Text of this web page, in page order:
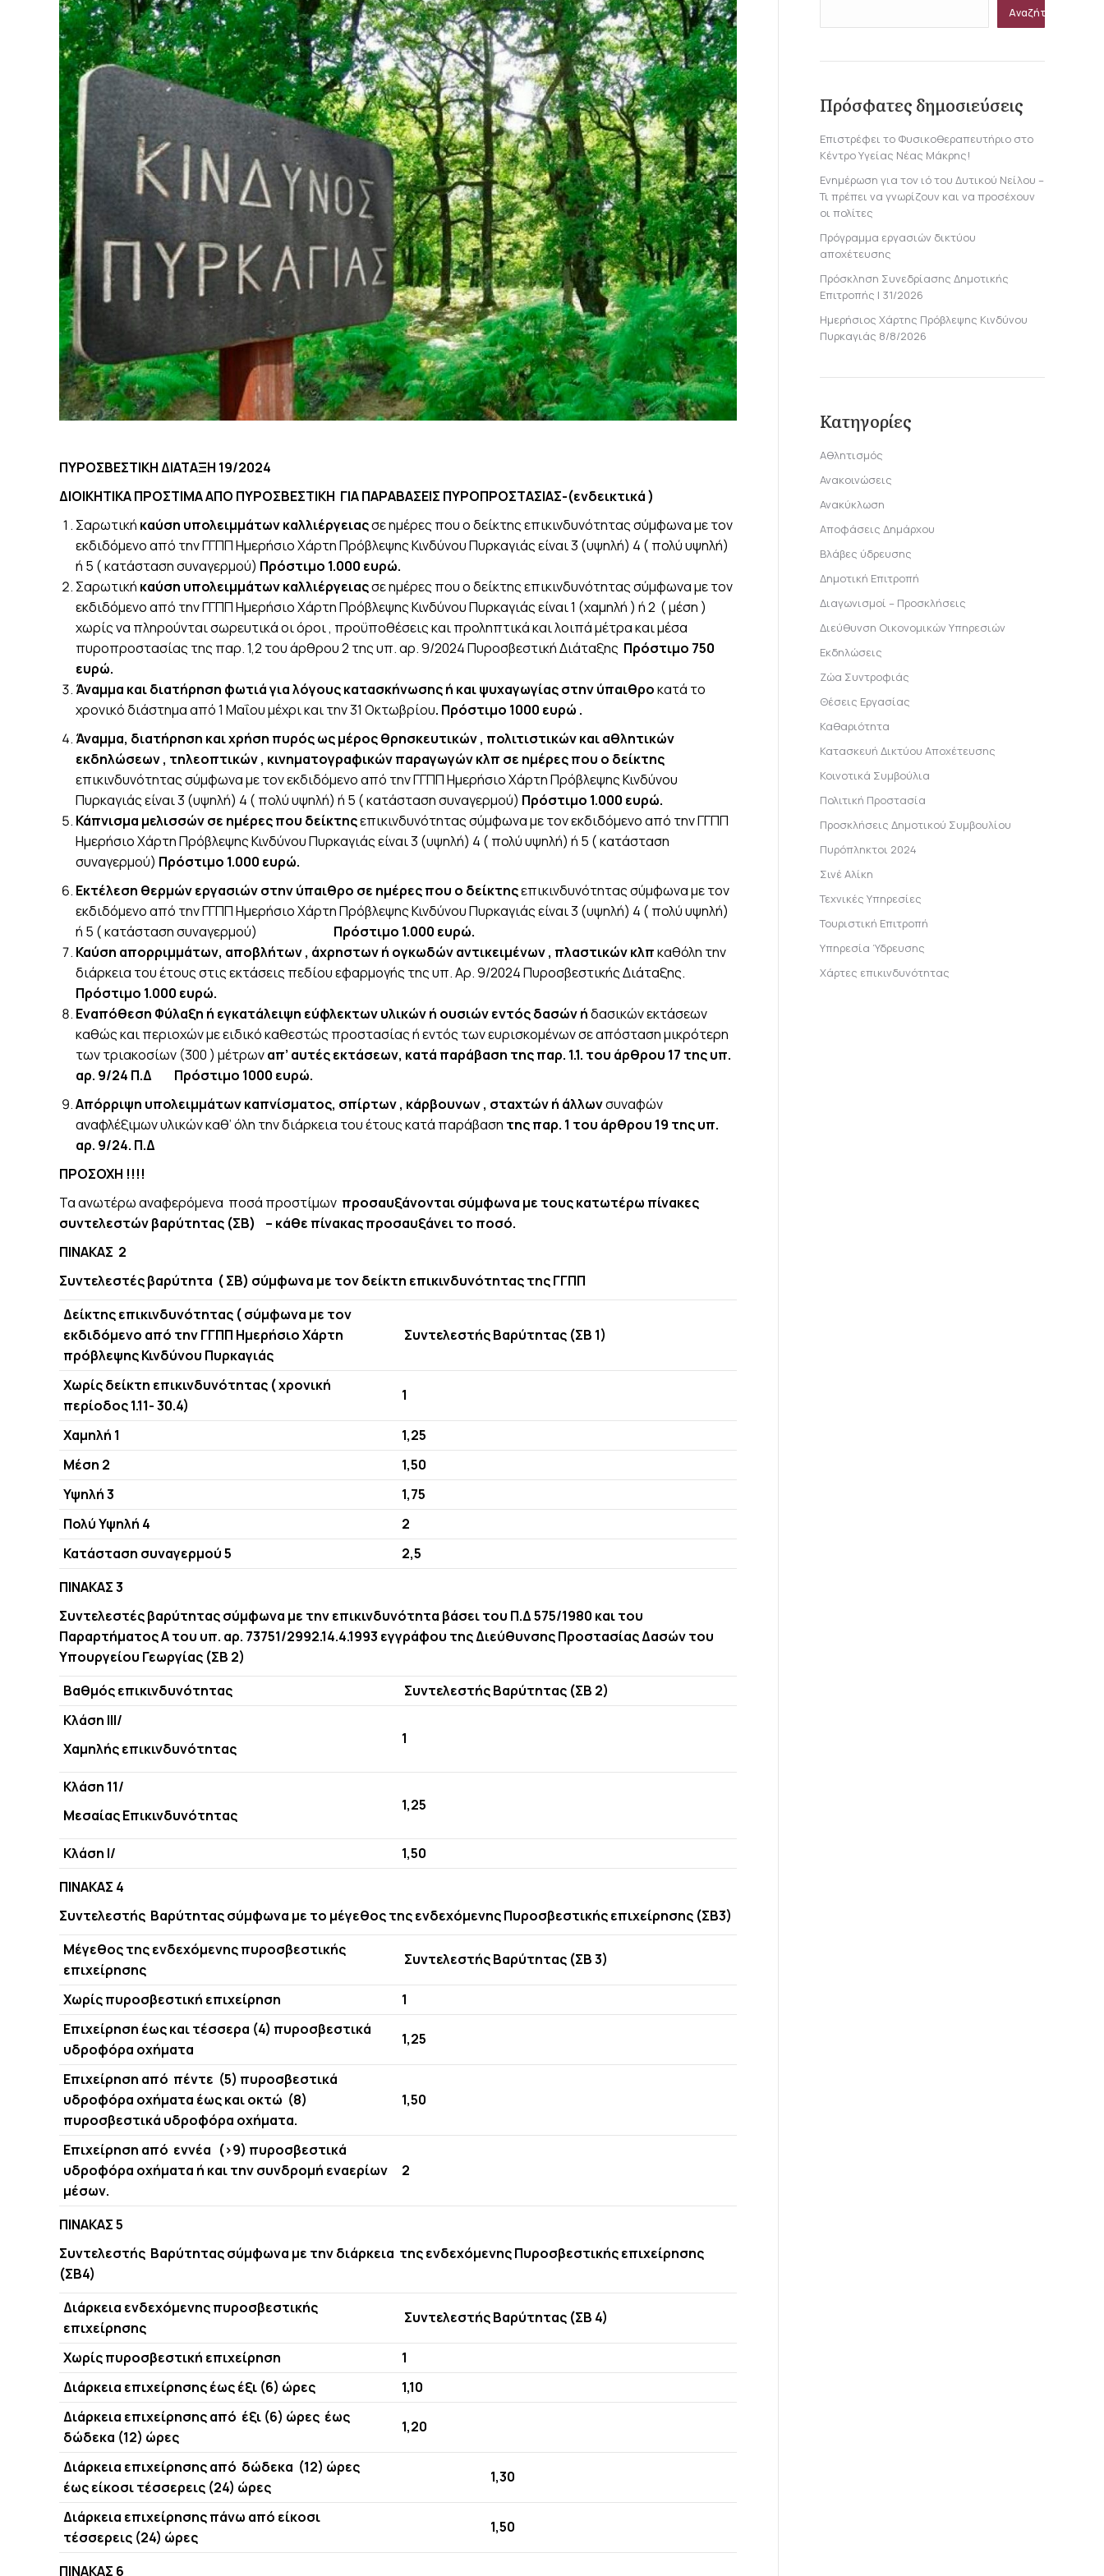
ΠΥΡΟΣΒΕΣΤΙΚΗ ΔΙΑΤΑΞΗ 19/2024
ΔΙΟΙΚΗΤΙΚΑ ΠΡΟΣΤΙΜΑ ΑΠΟ ΠΥΡΟΣΒΕΣΤΙΚΗ ΓΙΑ ΠΑΡΑΒΑΣΕΙΣ ΠΥΡΟΠΡΟΣΤΑΣΙΑΣ-(ενδεικτικά )
Σαρωτική καύση υπολειμμάτων καλλιέργειαςσε ημέρες που ο δείκτης επικινδυνότητας σύμφωνα με τον
εκδιδόμενο από την ΓΓΠΠ Ημερήσιο Χάρτη Πρόβλεψης Κινδύνου Πυρκαγιάς είναι 3 (υψηλή) 4 ( πολύ υψηλή)
ή 5 ( κατάσταση συναγερμού) Πρόστιμο 1.000 ευρώ.
Σαρωτική καύση υπολειμμάτων καλλιέργειαςσε ημέρες που ο δείκτης επικινδυνότητας σύμφωνα με τον
εκδιδόμενο από την ΓΓΠΠ Ημερήσιο Χάρτη Πρόβλεψης Κινδύνου Πυρκαγιάς είναι 1 (χαμηλή ) ή 2 ( μέση )
χωρίς να πληρούνται σωρευτικά οι όροι , προϋποθέσεις και προληπτικά και λοιπά μέτρα και μέσα
πυροπροστασίας της παρ. 1,2 του άρθρου 2 της υπ. αρ. 9/2024 Πυροσβεστική Διάταξης Πρόστιμο 750
ευρώ.
Άναμμα και διατήρηση φωτιά για λόγους κατασκήνωσης ή και ψυχαγωγίας στην ύπαιθροκατά το
χρονικό διάστημα από 1 Μαΐου μέχρι και την 31 Οκτωβρίου. Πρόστιμο 1000 ευρώ .
Άναμμα, διατήρηση και χρήση πυρός ως μέρος θρησκευτικών , πολιτιστικών και αθλητικών
εκδηλώσεων , τηλεοπτικών , κινηματογραφικών παραγωγών κλπ σε ημέρες που ο δείκτης
επικινδυνότητας σύμφωνα με τον εκδιδόμενο από την ΓΓΠΠ Ημερήσιο Χάρτη Πρόβλεψης Κινδύνου
Πυρκαγιάς είναι 3 (υψηλή) 4 ( πολύ υψηλή) ή 5 ( κατάσταση συναγερμού) Πρόστιμο 1.000 ευρώ.
Κάπνισμα μελισσών σε ημέρες που δείκτηςεπικινδυνότητας σύμφωνα με τον εκδιδόμενο από την ΓΓΠΠ
Ημερήσιο Χάρτη Πρόβλεψης Κινδύνου Πυρκαγιάς είναι 3 (υψηλή) 4 ( πολύ υψηλή) ή 5 ( κατάσταση
συναγερμού) Πρόστιμο 1.000 ευρώ.
Εκτέλεση θερμών εργασιών στην ύπαιθρο σε ημέρες που ο δείκτηςεπικινδυνότητας σύμφωνα με τον
εκδιδόμενο από την ΓΓΠΠ Ημερήσιο Χάρτη Πρόβλεψης Κινδύνου Πυρκαγιάς είναι 3 (υψηλή) 4 ( πολύ υψηλή)
ή 5 ( κατάσταση συναγερμού) Πρόστιμο 1.000 ευρώ.
Καύση απορριμμάτων, αποβλήτων , άχρηστων ή ογκωδών αντικειμένων , πλαστικών κλπκαθόλη την
διάρκεια του έτους στις εκτάσεις πεδίου εφαρμογής της υπ. Αρ. 9/2024 Πυροσβεστικής Διάταξης.
Πρόστιμο 1.000 ευρώ.
Εναπόθεση Φύλαξη ή εγκατάλειψη εύφλεκτων υλικών ή ουσιών εντός δασών ήδασικών εκτάσεων
καθώς και περιοχών με ειδικό καθεστώς προστασίας ή εντός των ευρισκομένων σε απόσταση μικρότερη
των τριακοσίων (300 ) μέτρωναπ’ αυτές εκτάσεων, κατά παράβαση της παρ. 1.1. του άρθρου 17 της υπ.
αρ. 9/24 Π.Δ Πρόστιμο 1000 ευρώ.
Απόρριψη υπολειμμάτων καπνίσματος, σπίρτων , κάρβουνων , σταχτών ή άλλωνσυναφών
αναφλέξιμων υλικών καθ’ όλη την διάρκεια του έτους κατά παράβαση της παρ. 1 του άρθρου 19 της υπ.
αρ. 9/24. Π.Δ
ΠΡΟΣΟΧΗ !!!!
Τα ανωτέρω αναφερόμενα ποσά προστίμων προσαυξάνονται σύμφωνα με τους κατωτέρω πίνακες
συντελεστών βαρύτητας (ΣΒ) – κάθε πίνακας προσαυξάνει το ποσό.
ΠΙΝΑΚΑΣ 2
Συντελεστές βαρύτητα ( ΣΒ) σύμφωνα με τον δείκτη επικινδυνότητας της ΓΓΠΠ
Δείκτης επικινδυνότητας ( σύμφωνα με τον
εκδιδόμενο από την ΓΓΠΠ Ημερήσιο Χάρτη
πρόβλεψης Κινδύνου Πυρκαγιάς
Συντελεστής Βαρύτητας (ΣΒ 1)
Χωρίς δείκτη επικινδυνότητας ( χρονική
περίοδος 1.11- 30.4)
1
Χαμηλή 1
1,25
Μέση 2
1,50
Υψηλή 3
1,75
Πολύ Υψηλή 4
2
Κατάσταση συναγερμού 5
2,5
ΠΙΝΑΚΑΣ 3
Συντελεστές βαρύτητας σύμφωνα με την επικινδυνότητα βάσει του Π.Δ 575/1980 και του
Παραρτήματος Α του υπ. αρ. 73751/2992.14.4.1993 εγγράφου της Διεύθυνσης Προστασίας Δασών του
Υπουργείου Γεωργίας (ΣΒ 2)
Βαθμός επικινδυνότητας
Συντελεστής Βαρύτητας (ΣΒ 2)
Κλάση ΙΙΙ/
Χαμηλής επικινδυνότητας
1
Κλάση 11/
Μεσαίας Επικινδυνότητας
1,25
Κλάση Ι/
1,50
ΠΙΝΑΚΑΣ 4
Συντελεστής Βαρύτητας σύμφωνα με το μέγεθος της ενδεχόμενης Πυροσβεστικής επιχείρησης (ΣΒ3)
Μέγεθος της ενδεχόμενης πυροσβεστικής
επιχείρησης
Συντελεστής Βαρύτητας (ΣΒ 3)
Χωρίς πυροσβεστική επιχείρηση
1
Επιχείρηση έως και τέσσερα (4) πυροσβεστικά
υδροφόρα οχήματα
1,25
Επιχείρηση από πέντε (5) πυροσβεστικά
υδροφόρα οχήματα έως και οκτώ (8)
πυροσβεστικά υδροφόρα οχήματα.
1,50
Επιχείρηση από εννέα (>9) πυροσβεστικά
υδροφόρα οχήματα ή και την συνδρομή εναερίων
μέσων.
2
ΠΙΝΑΚΑΣ 5
Συντελεστής Βαρύτητας σύμφωνα με την διάρκεια της ενδεχόμενης Πυροσβεστικής επιχείρησης
(ΣΒ4)
Διάρκεια ενδεχόμενης πυροσβεστικής
επιχείρησης
Συντελεστής Βαρύτητας (ΣΒ 4)
Χωρίς πυροσβεστική επιχείρηση
1
Διάρκεια επιχείρησης έως έξι (6) ώρες
1,10
Διάρκεια επιχείρησης από έξι (6) ώρες έως
δώδεκα (12) ώρες
1,20
Διάρκεια επιχείρησης από δώδεκα (12) ώρες
έως είκοσι τέσσερεις (24) ώρες
1,30
Διάρκεια επιχείρησης πάνω από είκοσι
τέσσερεις (24) ώρες
1,50
ΠΙΝΑΚΑΣ 6
Αναζήτηση
Πρόσφατες δημοσιεύσεις
Επιστρέφει το Φυσικοθεραπευτήριο στο
Κέντρο Υγείας Νέας Μάκρης!
Ενημέρωση για τον ιό του Δυτικού Νείλου –
Τι πρέπει να γνωρίζουν και να προσέχουν
οι πολίτες
Πρόγραμμα εργασιών δικτύου
αποχέτευσης
Πρόσκληση Συνεδρίασης Δημοτικής
Επιτροπής | 31/2026
Ημερήσιος Χάρτης Πρόβλεψης Κινδύνου
Πυρκαγιάς 8/8/2026
Κατηγορίες
Αθλητισμός
Ανακοινώσεις
Ανακύκλωση
Αποφάσεις Δημάρχου
Βλάβες ύδρευσης
Δημοτική Επιτροπή
Διαγωνισμοί – Προσκλήσεις
Διεύθυνση Οικονομικών Υπηρεσιών
Εκδηλώσεις
Ζώα Συντροφιάς
Θέσεις Εργασίας
Καθαριότητα
Κατασκευή Δικτύου Αποχέτευσης
Κοινοτικά Συμβούλια
Πολιτική Προστασία
Προσκλήσεις Δημοτικού Συμβουλίου
Πυρόπληκτοι 2024
Σινέ Αλίκη
Τεχνικές Υπηρεσίες
Τουριστική Επιτροπή
Υπηρεσία Ύδρευσης
Χάρτες επικινδυνότητας